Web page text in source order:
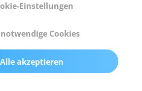
x 12 mmEinstellungen
Cookies
Alle akzeptieren